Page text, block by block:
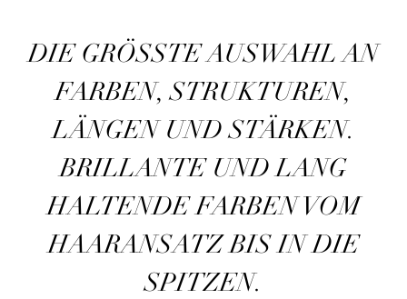
DIE GRÖSSTE AUSWAHL AN F
ARBEN, STRUKTUREN, L
ÄNGEN UND STÄRKEN. B
RILLANTE UND LANG H
ALTENDE FARBEN VOM H
AARANSATZ BIS IN DIE S
PITZEN.